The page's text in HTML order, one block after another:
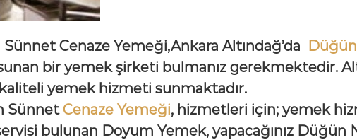
Cenaze Yemeği,Ankara Altındağ’da
bir yemek şirketi bulmanız gerekmektedir.
yemek hizmeti sunmaktadır.
SünnetCenaze Yemeği, hizmetleri için; yemek
bulunan Doyum Yemek, yapacağınız